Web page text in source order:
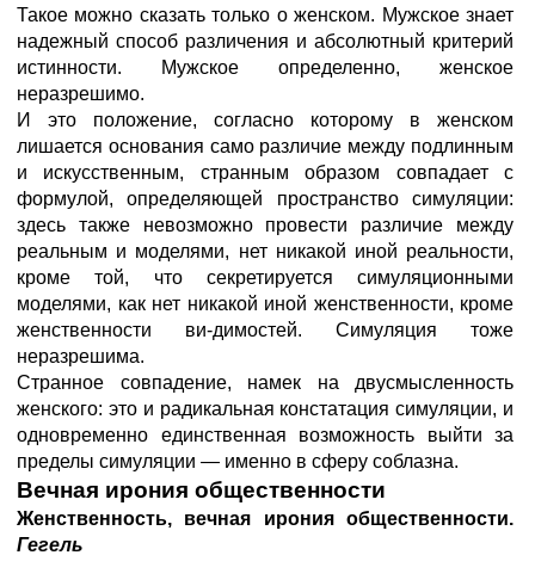
Такое можно сказать только о женском. Мужское знает
надежный способ различения и абсолютный критерий
истинности. Мужское определенно, женское
неразрешимо.
И это положение, согласно которому в женском
лишается основания само различие между подлинным
и искусственным, странным образом совпадает с
формулой, определяющей пространство симуляции:
здесь также невозможно провести различие между
реальным и моделями, нет никакой иной реальности,
кроме той, что секретируется симуляционными
моделями, как нет никакой иной женственности, кроме
женственности ви-димостей. Симуляция тоже
неразрешима.
Странное совпадение, намек на двусмысленность
женского: это и радикальная констатация симуляции, и
одновременно единственная возможность выйти за
пределы симуляции — именно в сферу соблазна.
Вечная ирония общественности
Женственность, вечная ирония общественности.
Гегель